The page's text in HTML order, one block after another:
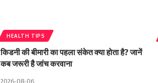
HEALTH TIPS
किडनी की बीमारी का पहला संकेत क्या होता है? जानें
कब जरूरी है जांच करवाना
2026-08-06